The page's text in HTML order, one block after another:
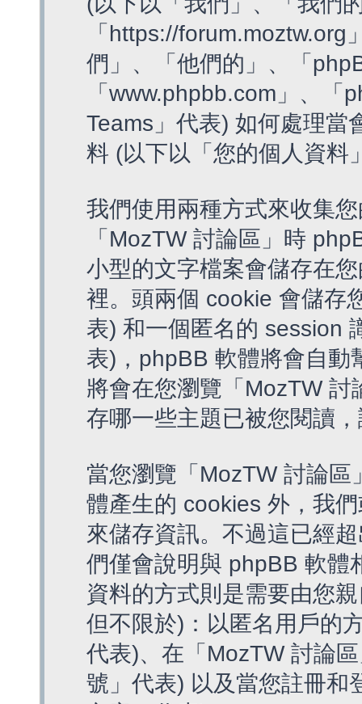
「https://
們」、「他們的」、「
「www.phpbb.com」、
Teams」代表) 如何處理當
料 (以下以「您的個人資料
我們使用兩種方式來收集
「MozTW 討論區」時
小型的文字檔案會儲存在
裡。頭兩個 cookie 會儲存
表) 和一個匿名的 session
表)，phpBB 軟體將會自動
將會在您瀏覽「MozTW
存哪一些主題已被您閱讀
當您瀏覽「MozTW 討論
體產生的 cookies 外，我
來儲存資訊。不過這已經
們僅會說明與 phpBB 軟體
資料的方式則是需要由您
但不限於)：以匿名用戶的
代表)、在「MozTW 討論
號」代表) 以及當您註冊和